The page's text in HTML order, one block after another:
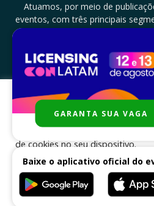
Atuamos, por meio de
eventos, com três principais
licenciamento e zero a três
documentar, proporcionar
CONTATO: +5511994513097 -
SIGA-
Desenvolvido por
Para melhor experiência e
cookies, de acordo com a nossa
clicar em “aceito”, você
de cookies no seu dispositivo.
ACEITAR
GARANTA SUA VAGA
Baixe o aplicativo oficial do